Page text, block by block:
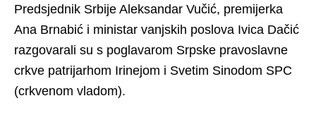
Predsjednik Srbije Aleksandar Vučić, premijerka
Ana Brnabić i ministar vanjskih poslova Ivica Dačić
razgovarali su s poglavarom Srpske pravoslavne
crkve patrijarhom Irinejom i Svetim Sinodom SPC
(crkvenom vladom).